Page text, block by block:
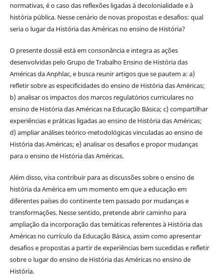
normativas, é o caso das reflexões ligadas à decolonialidade e à
história pública. Nesse cenário de novas propostas e desafios: qual
seria o lugar da História das Américas no ensino de História?
O presente dossiê está em consonância e integra as ações
desenvolvidas pelo Grupo de Trabalho Ensino de História das
Américas da Anphlac, e busca reunir artigos que se pautem a: a)
refletir sobre as especificidades do ensino de História das Américas;
b) analisar os impactos dos marcos regulatórios curriculares no
ensino de História das Américas na Educação Básica; c) compartilhar
experiências e práticas ligadas ao ensino de História das Américas;
d) ampliar análises teórico-metodológicas vinculadas ao ensino de
História das Américas; e) analisar os desafios e propor mudanças
para o ensino de História das Américas.
Além disso, visa contribuir para as discussões sobre o ensino de
história da América em um momento em que a educação em
diferentes países do continente tem passado por mudanças e
transformações. Nesse sentido, pretende abrir caminho para
ampliação da incorporação das temáticas referentes à História das
Américas no currículo da Educação Básica, assim como apresentar
desafios e propostas a partir de experiências bem sucedidas e refletir
sobre o lugar do ensino de História das Américas no ensino de
História.